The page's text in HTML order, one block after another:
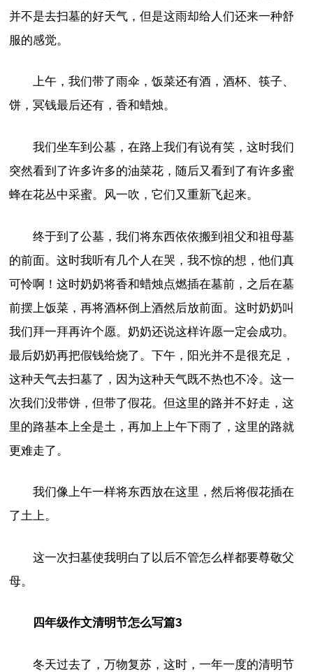
并不是去扫墓的好天气，但是这雨却给人们还来一种舒
服的感觉。
上午，我们带了雨伞，饭菜还有酒，酒杯、筷子、
饼，冥钱最后还有，香和蜡烛。
我们坐车到公墓，在路上我们有说有笑，这时我们
突然看到了许多许多的油菜花，随后又看到了有许多蜜
蜂在花丛中采蜜。风一吹，它们又重新飞起来。
终于到了公墓，我们将东西依依搬到祖父和祖母墓
的前面。这时我听有几个人在哭，我不惊的想，他们真
可怜啊！这时奶奶将香和蜡烛点燃插在墓前，之后在墓
前摆上饭菜，再将酒杯倒上酒然后放前面。这时奶奶叫
我们拜一拜再许个愿。奶奶还说这样许愿一定会成功。
最后奶奶再把假钱给烧了。下午，阳光并不是很充足，
这种天气去扫墓了，因为这种天气既不热也不冷。这一
次我们没带饼，但带了假花。但这里的路并不好走，这
里的路基本上全是土，再加上上午下雨了，这里的路就
更难走了。
我们像上午一样将东西放在这里，然后将假花插在
了土上。
这一次扫墓使我明白了以后不管怎么样都要尊敬父
母。
四年级作文清明节怎么写篇3
冬天过去了，万物复苏，这时，一年一度的清明节